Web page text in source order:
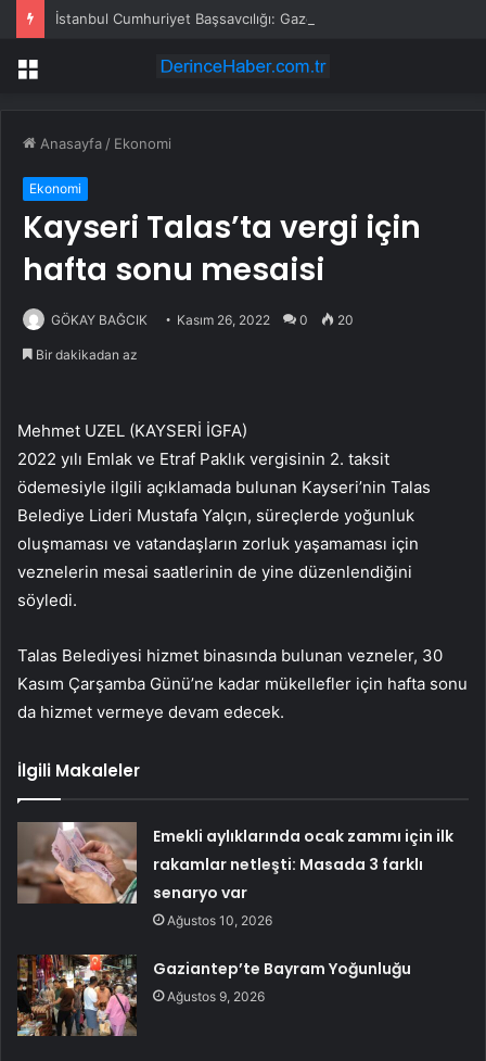
Menü
Anasayfa / Ekonomi
Ekonomi
Kayseri Talas’ta vergi için
hafta sonu mesaisi
GÖKAY BAĞCIK Kasım 26, 2022 0 20
Bir dakikadan az
Mehmet UZEL (KAYSERİ İGFA)
2022 yılı Emlak ve Etraf Paklık vergisinin 2. taksit
ödemesiyle ilgili açıklamada bulunan Kayseri’nin Talas
Belediye Lideri Mustafa Yalçın, süreçlerde yoğunluk
oluşmaması ve vatandaşların zorluk yaşamaması için
veznelerin mesai saatlerinin de yine düzenlendiğini
söyledi.
Talas Belediyesi hizmet binasında bulunan vezneler, 30
Kasım Çarşamba Günü’ne kadar mükellefler için hafta sonu
da hizmet vermeye devam edecek.
İlgili Makaleler
Emekli aylıklarında ocak zammı için ilk
rakamlar netleşti: Masada 3 farklı
senaryo var
Ağustos 10, 2026
Gaziantep’te Bayram Yoğunluğu
Ağustos 9, 2026